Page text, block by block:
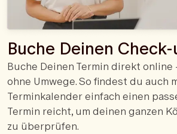
Buche Deinen
Buche Deinen Termin direkt online
ohne Umwege. So findest du auch
Terminkalender einfach einen
Termin reicht, um deinen ganzen
zu überprüfen.